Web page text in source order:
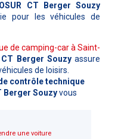
CT Berger Souzy
pour les véhicules de
de camping-car à Saint-
CT Berger Souzyassure
de loisirs.
contrôle technique
Berger Souzyvous
une voiture